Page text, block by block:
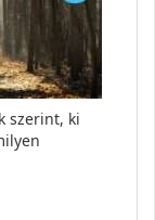
szerint, ki